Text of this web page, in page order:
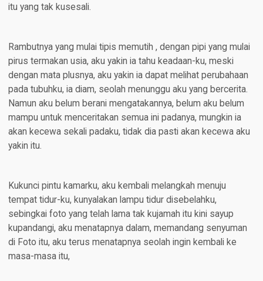
itu yang tak kusesali.
Rambutnya yang mulai tipis memutih , dengan pipi yang mulai
pirus termakan usia, aku yakin ia tahu keadaan-ku, meski
dengan mata plusnya, aku yakin ia dapat melihat perubahaan
pada tubuhku, ia diam, seolah menunggu aku yang bercerita.
Namun aku belum berani mengatakannya, belum aku belum
mampu untuk menceritakan semua ini padanya, mungkin ia
akan kecewa sekali padaku, tidak dia pasti akan kecewa aku
yakin itu.
Kukunci pintu kamarku, aku kembali melangkah menuju
tempat tidur-ku, kunyalakan lampu tidur disebelahku,
sebingkai foto yang telah lama tak kujamah itu kini sayup
kupandangi, aku menatapnya dalam, memandang senyuman
di Foto itu, aku terus menatapnya seolah ingin kembali ke
masa-masa itu,